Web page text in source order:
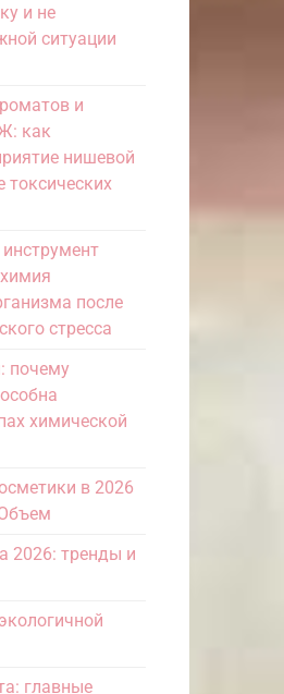
и не
ситуации
и
как
нишевой
после
стресса
почему
химической
в 2026
2026: тренды и
главные